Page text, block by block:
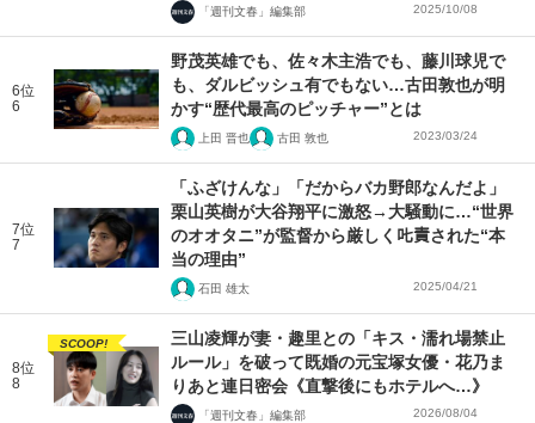
「週刊文春」編集部 2025/10/08
6位
6
野茂英雄でも、佐々木主浩でも、藤川球児で
も、ダルビッシュ有でもない…古田敦也が明
かす“歴代最高のピッチャー”とは
上田 晋也 古田 敦也 2023/03/24
7位
7
「ふざけんな」「だからバカ野郎なんだよ」
栗山英樹が大谷翔平に激怒→大騒動に…“世界
のオオタニ”が監督から厳しく𠮟責された“本
当の理由”
石田 雄太 2025/04/21
8位
8
SCOOP!
三山凌輝が妻・趣里との「キス・濡れ場禁止
ルール」を破って既婚の元宝塚女優・花乃ま
りあと連日密会《直撃後にもホテルへ…》
「週刊文春」編集部 2026/08/04